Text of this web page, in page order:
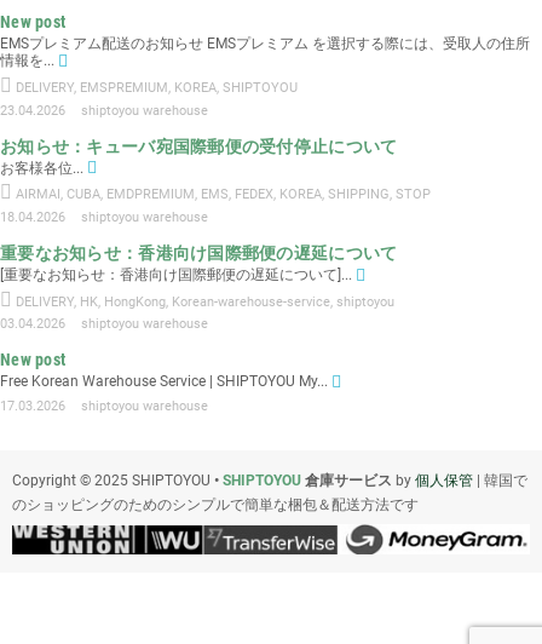
New post
EMSプレミアム配送のお知らせ EMSプレミアム を選択する際には、受取人の住所
情報を...
DELIVERY, EMSPREMIUM, KOREA, SHIPTOYOU
23.04.2026
shiptoyou warehouse
お知らせ：キューバ宛国際郵便の受付停止について
お客様各位...
AIRMAI , CUBA, EMDPREMIUM , EMS, FEDEX, KOREA, SHIPPING, STOP
18.04.2026
shiptoyou warehouse
重要なお知らせ：香港向け国際郵便の遅延について
[重要なお知らせ：香港向け国際郵便の遅延について]...
DELIVERY, HK, HongKong, Korean-warehouse-service, shiptoyou
03.04.2026
shiptoyou warehouse
New post
Free Korean Warehouse Service | SHIPTOYOU My...
17.03.2026 shiptoyou warehouse
Copyright © 2025 SHIPTOYOU • SHIPTOYOU 倉庫サービス by 個人保管 | 韓国で
のショッピングのためのシンプルで簡単な梱包＆配送方法です